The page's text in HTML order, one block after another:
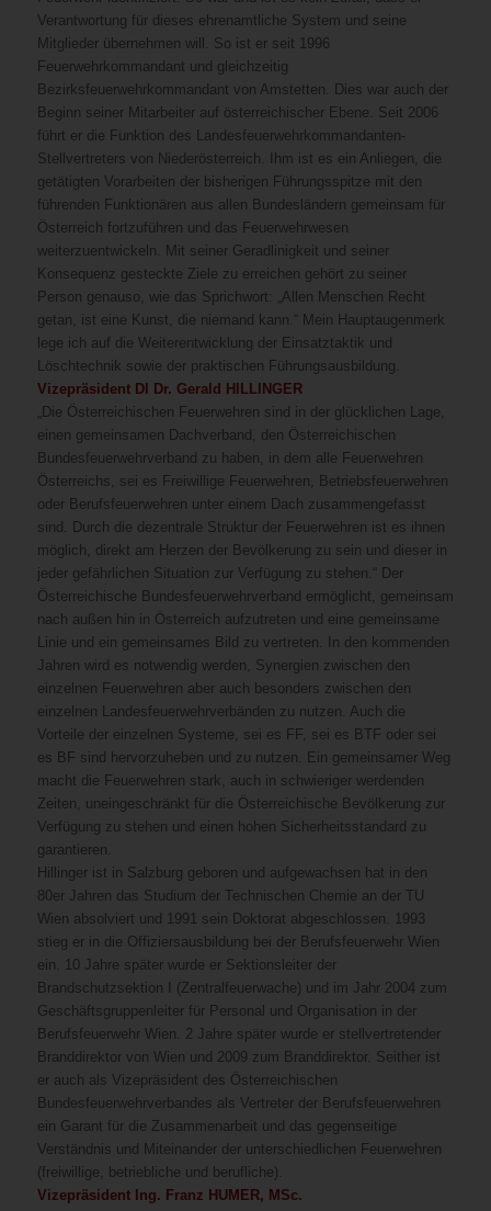
Verantwortung für dieses ehrenamtliche System und seine
Mitglieder übernehmen will. So ist er seit 1996
Feuerwehrkommandant und gleichzeitig
Bezirksfeuerwehrkommandant von Amstetten. Dies war auch der
Beginn seiner Mitarbeiter auf österreichischer Ebene. Seit 2006
führt er die Funktion des Landesfeuerwehrkommandanten-
Stellvertreters von Niederösterreich. Ihm ist es ein Anliegen, die
getätigten Vorarbeiten der bisherigen Führungsspitze mit den
führenden Funktionären aus allen Bundesländern gemeinsam für
Österreich fortzuführen und das Feuerwehrwesen
weiterzuentwickeln. Mit seiner Geradlinigkeit und seiner
Konsequenz gesteckte Ziele zu erreichen gehört zu seiner
Person genauso, wie das Sprichwort: „Allen Menschen Recht
getan, ist eine Kunst, die niemand kann.“ Mein Hauptaugenmerk
lege ich auf die Weiterentwicklung der Einsatztaktik und
Löschtechnik sowie der praktischen Führungsausbildung.
Vizepräsident DI Dr. Gerald HILLINGER
„Die Österreichischen Feuerwehren sind in der glücklichen Lage,
einen gemeinsamen Dachverband, den Österreichischen
Bundesfeuerwehrverband zu haben, in dem alle Feuerwehren
Österreichs, sei es Freiwillige Feuerwehren, Betriebsfeuerwehren
oder Berufsfeuerwehren unter einem Dach zusammengefasst
sind. Durch die dezentrale Struktur der Feuerwehren ist es ihnen
möglich, direkt am Herzen der Bevölkerung zu sein und dieser in
jeder gefährlichen Situation zur Verfügung zu stehen.“ Der
Österreichische Bundesfeuerwehrverband ermöglicht, gemeinsam
nach außen hin in Österreich aufzutreten und eine gemeinsame
Linie und ein gemeinsames Bild zu vertreten. In den kommenden
Jahren wird es notwendig werden, Synergien zwischen den
einzelnen Feuerwehren aber auch besonders zwischen den
einzelnen Landesfeuerwehrverbänden zu nutzen. Auch die
Vorteile der einzelnen Systeme, sei es FF, sei es BTF oder sei
es BF sind hervorzuheben und zu nutzen. Ein gemeinsamer Weg
macht die Feuerwehren stark, auch in schwieriger werdenden
Zeiten, uneingeschränkt für die Österreichische Bevölkerung zur
Verfügung zu stehen und einen hohen Sicherheitsstandard zu
garantieren.
Hillinger ist in Salzburg geboren und aufgewachsen hat in den
80er Jahren das Studium der Technischen Chemie an der TU
Wien absolviert und 1991 sein Doktorat abgeschlossen. 1993
stieg er in die Offiziersausbildung bei der Berufsfeuerwehr Wien
ein. 10 Jahre später wurde er Sektionsleiter der
Brandschutzsektion I (Zentralfeuerwache) und im Jahr 2004 zum
Geschäftsgruppenleiter für Personal und Organisation in der
Berufsfeuerwehr Wien. 2 Jahre später wurde er stellvertretender
Branddirektor von Wien und 2009 zum Branddirektor. Seither ist
er auch als Vizepräsident des Österreichischen
Bundesfeuerwehrverbandes als Vertreter der Berufsfeuerwehren
ein Garant für die Zusammenarbeit und das gegenseitige
Verständnis und Miteinander der unterschiedlichen Feuerwehren
(freiwillige, betriebliche und berufliche).
Vizepräsident Ing. Franz HUMER, MSc.